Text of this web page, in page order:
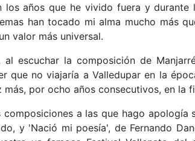
los años que he vivido fuera y
han tocado mi alma mucho más
valor más universal.
al escuchar la composición de
que no viajaría a Valledupar en la
más, por ocho años consecutivos, en la
composiciones a las que hago apología
y 'Nació mi poesía', de Fernando